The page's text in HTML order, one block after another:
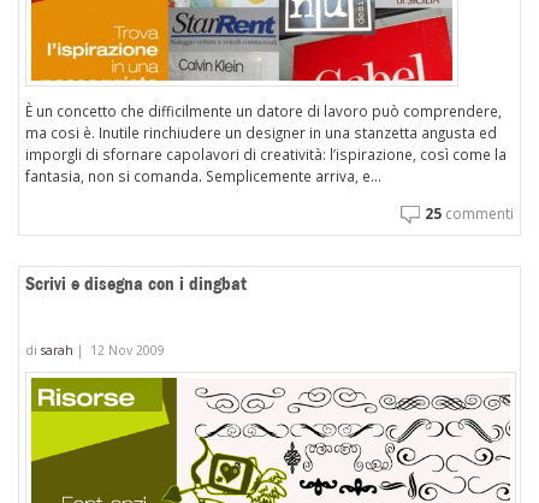
È un concetto che difficilmente un datore di lavoro può comprendere,
ma cosi è. Inutile rinchiudere un designer in una stanzetta angusta ed
imporgli di sfornare capolavori di creatività: l’ispirazione, così come la
fantasia, non si comanda. Semplicemente arriva, e...
25 commenti
Scrivi e disegna con i dingbat
di sarah | 12 Nov 2009